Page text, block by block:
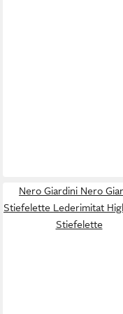
Nero Giardini Nero
Stiefelette Lederimitat
Stiefelette